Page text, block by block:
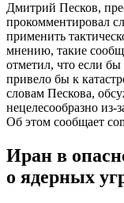
Дмитрий Песков,
прокомментировал
применить
мнению, такие
отметил, что если бы
привело бы к
словам Пескова,
нецелесообразно
Об этом сообщает
Иран в
о ядерных